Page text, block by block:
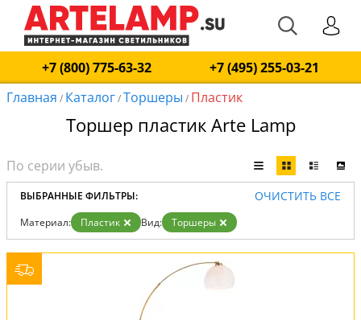
+7 (800) 775-63-32
+7 (495) 255-03-21
Главная / Каталог/Торшеры / Пластик
Торшер пластик Arte Lamp
ВЫБРАННЫЕ ФИЛЬТРЫ: ОЧИСТИТЬ ВСЕ
Материал: Пластик Вид: Торшеры